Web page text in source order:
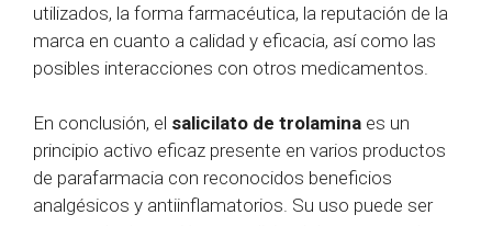
utilizados, la forma farmacéutica, la reputación de la
marca en cuanto a calidad y eficacia, así como las
posibles interacciones con otros medicamentos.
En conclusión, el salicilato de trolamina es un
principio activo eficaz presente en varios productos
de parafarmacia con reconocidos beneficios
analgésicos y antiinflamatorios. Su uso puede ser